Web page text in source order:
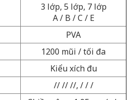
3 lớp, 5 lớp, 7 lớp
A / B / C / E
PVA
1200 mũi / tối đa
Kiểu xích đu
// // //, / / ​​/